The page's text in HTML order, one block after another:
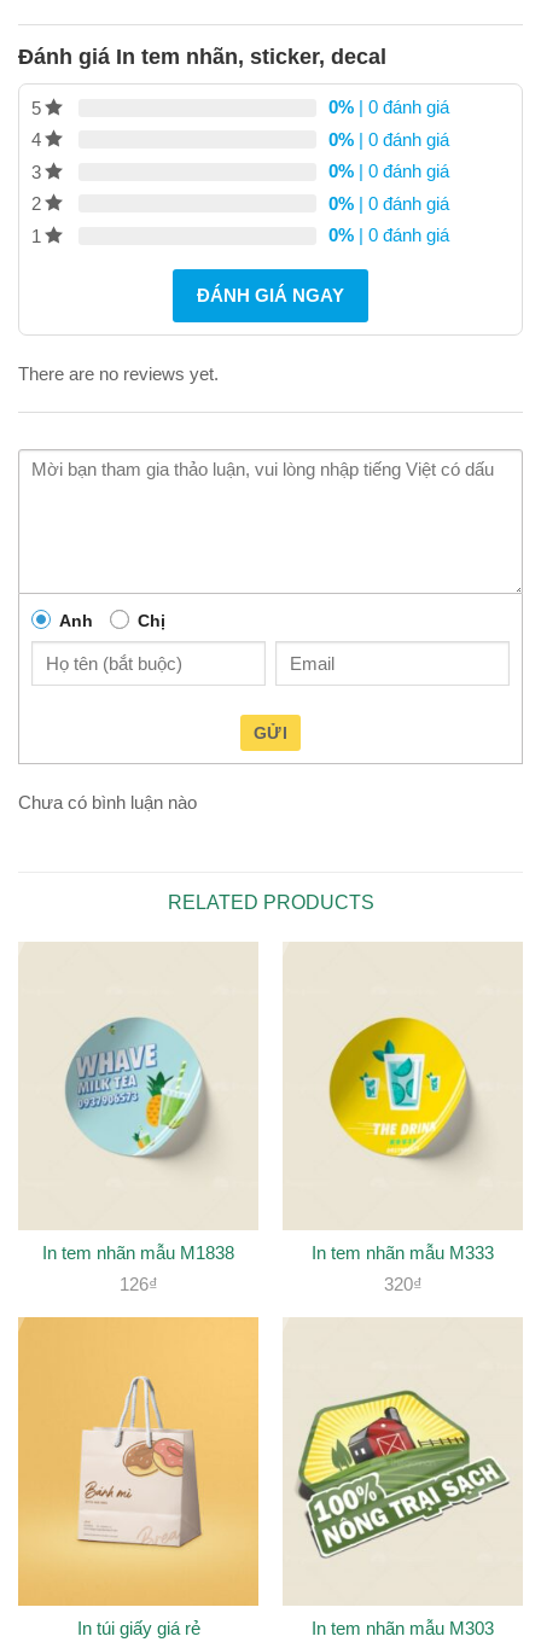
Đánh giá In tem nhãn, sticker, decal
5 0% | 0 đánh giá
4
0% | 0 đánh giá
3
0% | 0 đánh giá
2
0% | 0 đánh giá
1
0% | 0 đánh giá
ĐÁNH GIÁ NGAY
There are no reviews yet.
Anh Chị
GỬI
Chưa có bình luận nào
RELATED PRODUCTS
In tem nhãn mẫu M1838
126₫
In tem nhãn mẫu M333
320₫
In túi giấy giá rẻ In tem nhãn mẫu M303